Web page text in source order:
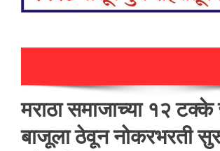
मराठा समाजाच्या १२ टक्के
बाजूला ठेवून नोकरभरती